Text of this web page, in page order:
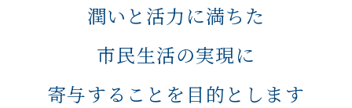
潤いと活力に満ちた
市民生活の実現に
寄与することを目的とします